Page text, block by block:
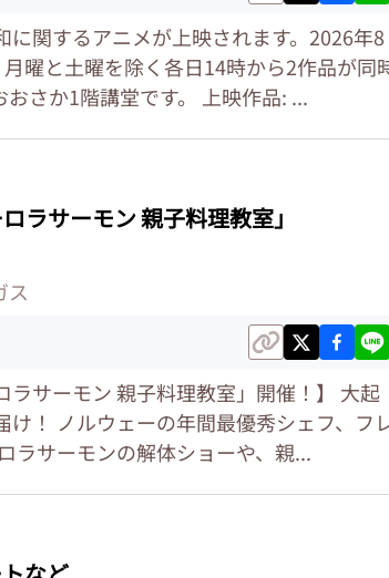
関するアニメが上映されます。2026年8
曜と土曜を除く各日14時から2作品が同
さか1階講堂です。 上映作品: ...
ラサーモン 親子料理教室」
ス
ラサーモン 親子料理教室」開催！】 大起
！ ノルウェーの年間最優秀シェフ、フ
ラサーモンの解体ショーや、親...